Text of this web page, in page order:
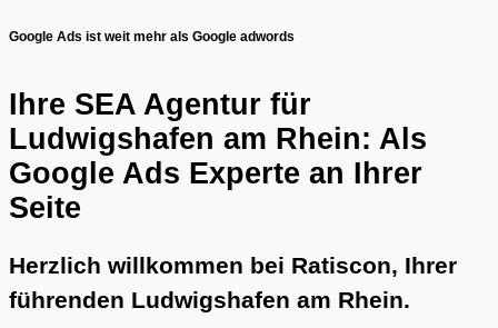
Google Ads ist weit mehr als Google adwords
Ihre SEA Agentur für
Ludwigshafen am Rhein: Als
Google Ads Experte an Ihrer
Seite
Herzlich willkommen bei Ratiscon, Ihrer
führenden Ludwigshafen am Rhein.